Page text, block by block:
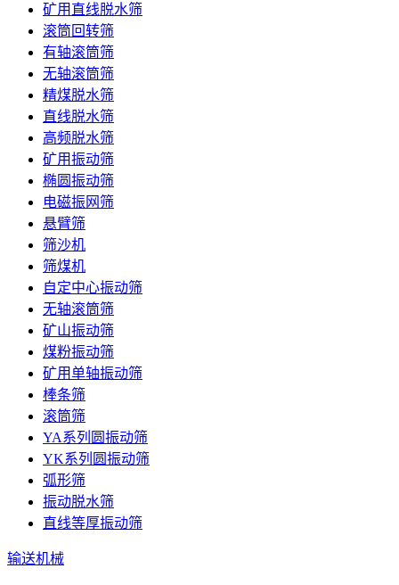
矿用直线脱水筛
滚筒回转筛
有轴滚筒筛
无轴滚筒筛
精煤脱水筛
直线脱水筛
高频脱水筛
矿用振动筛
椭圆振动筛
电磁振网筛
悬臂筛
筛沙机
筛煤机
自定中心振动筛
无轴滚筒筛
矿山振动筛
煤粉振动筛
矿用单轴振动筛
棒条筛
滚筒筛
YA系列圆振动筛
YK系列圆振动筛
弧形筛
振动脱水筛
直线等厚振动筛
输送机械